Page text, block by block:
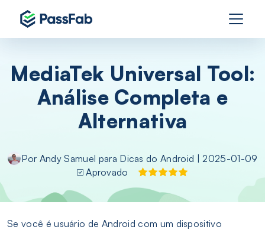
MediaTek Universal Tool:
Análise Completa e
Alternativa
Por Andy Samuel para Dicas do Android | 2025-01-09
Aprovado
Se você é usuário de Android com um dispositivo